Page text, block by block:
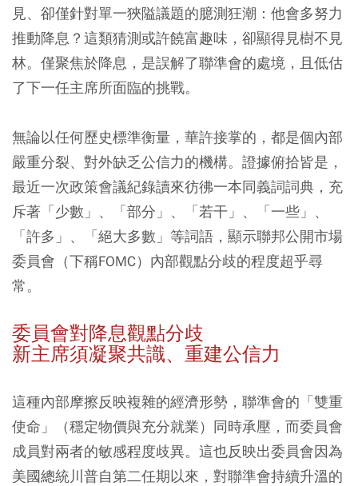
見、卻僅針對單一狹隘議題的臆測狂潮：他會多努力
推動降息？這類猜測或許饒富趣味，卻顯得見樹不見
林。僅聚焦於降息，是誤解了聯準會的處境，且低估
了下一任主席所面臨的挑戰。
無論以任何歷史標準衡量，華許接掌的，都是個內部
嚴重分裂、對外缺乏公信力的機構。證據俯拾皆是，
最近一次政策會議紀錄讀來彷彿一本同義詞詞典，充
斥著「少數」、「部分」、「若干」、「一些」、
「許多」、「絕大多數」等詞語，顯示聯邦公開市場
委員會（下稱FOMC）內部觀點分歧的程度超乎尋
常。
委員會對降息觀點分歧
新主席須凝聚共識、重建公信力
這種內部摩擦反映複雜的經濟形勢，聯準會的「雙重
使命」（穩定物價與充分就業）同時承壓，而委員會
成員對兩者的敏感程度歧異。這也反映出委員會因為
美國總統川普自第二任期以來，對聯準會持續升溫的